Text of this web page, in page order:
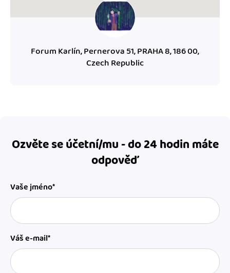
Forum Karlín, Pernerova 51, PRAHA 8, 186 00,
Czech Republic
Ozvěte se účetní/mu - do 24 hodin máte
odpověď
Vaše jméno*
Váš e-mail*